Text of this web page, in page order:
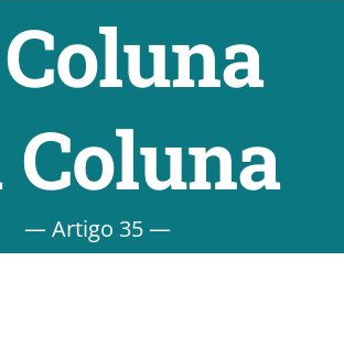
Coluna
— Artigo 35 —